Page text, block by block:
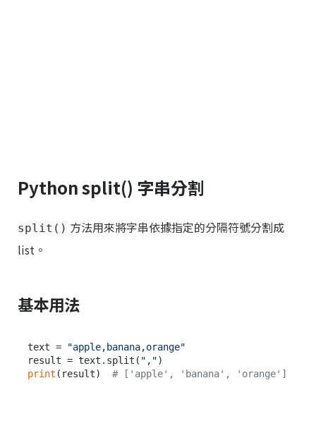
Python split() 字串分割
split() 方法用來將字串依據指定的分隔符號分割成
list。
基本用法
text =
"apple,banana,orange"
result = text.split( ","
print (result) # ['apple', 'banana', 'orange']